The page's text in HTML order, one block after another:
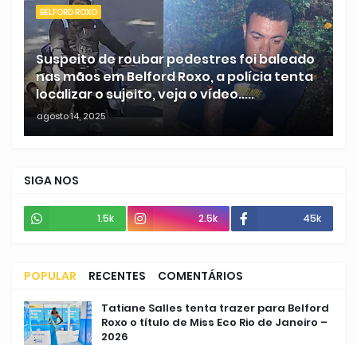
BELFORD ROXO
Suspeito de roubar pedestres foi baleado
nas mãos em Belford Roxo, a polícia tenta
localizar o sujeito, veja o vídeo.....
agosto 14, 2025
SIGA NOS
1.5k 2.5k 45k
POPULAR RECENTES COMENTÁRIOS
Tatiane Salles tenta trazer para Belford
Roxo o título de Miss Eco Rio de Janeiro –
2026